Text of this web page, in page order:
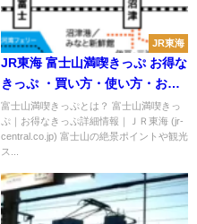
JR東海
JR東海 富士山満喫きっぷ お得な
きっぷ ・買い方・使い方・おす
すめスポットを紹介！
富士山満喫きっぷとは？ 富士山満喫きっ
ぷ｜お得なきっぷ詳細情報｜ＪＲ東海 (jr-
central.co.jp) 富士山の絶景ポイントや観光
ス...